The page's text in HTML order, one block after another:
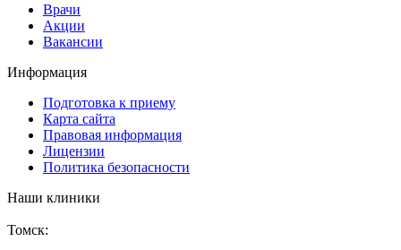
Врачи
Акции
Вакансии
Информация
Подготовка к приему
Карта сайта
Правовая информация
Лицензии
Политика безопасности
Наши клиники
Томск: